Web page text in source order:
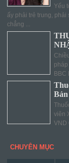
Yếu
ấy phải trẻ trung, phải
chẳng ...
BBC
Bản
viên
VND
CHUYÊN MỤC